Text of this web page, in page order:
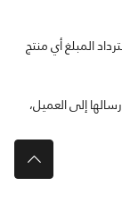
المبلغ أي منتج
مدة 5 أيام، وسيعاد إرسالها إلى العميل،